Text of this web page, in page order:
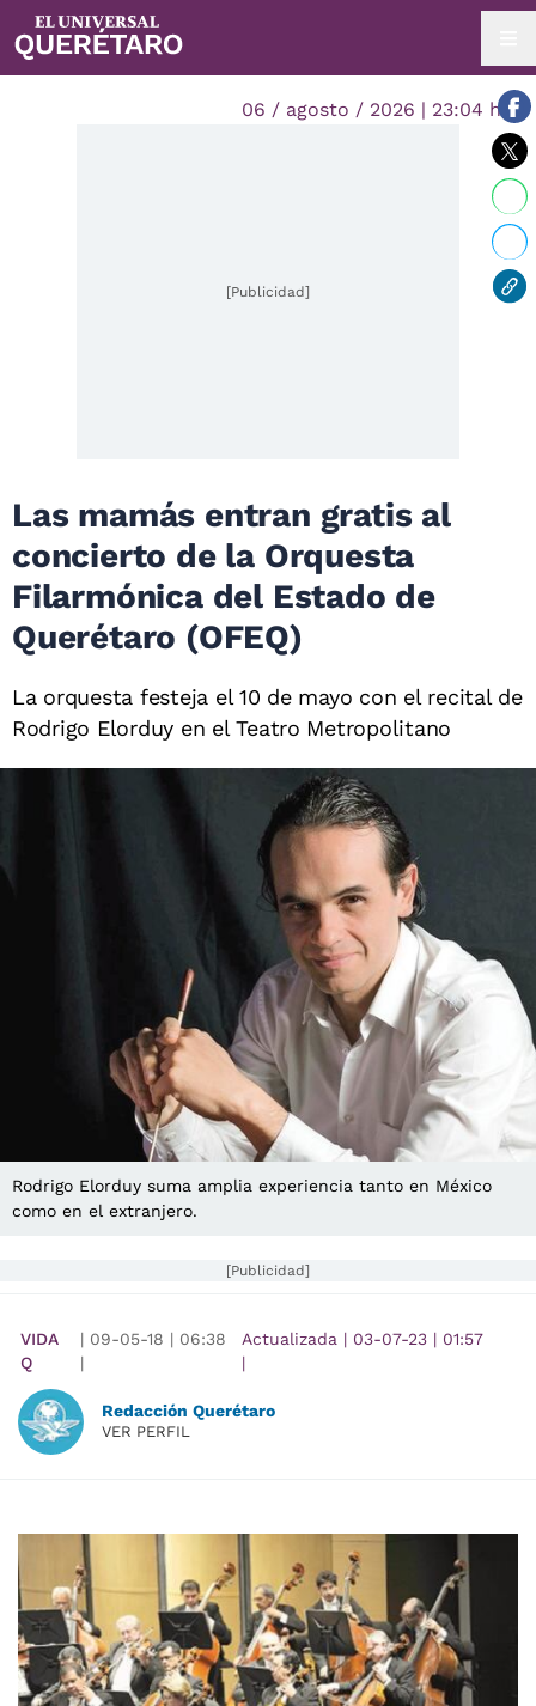
06 / agosto / 2026 | 23:04 hrs.
[Publicidad]
Las mamás entran gratis al
concierto de la Orquesta
Filarmónica del Estado de
Querétaro (OFEQ)
La orquesta festeja el 10 de mayo con el recital de
Rodrigo Elorduy en el Teatro Metropolitano
Rodrigo Elorduy suma amplia experiencia tanto en México
como en el extranjero.
[Publicidad]
VIDA
Q
| 09-05-18 | 06:38
|
Actualizada | 03-07-23 | 01:57
|
Redacción Querétaro
VER PERFIL